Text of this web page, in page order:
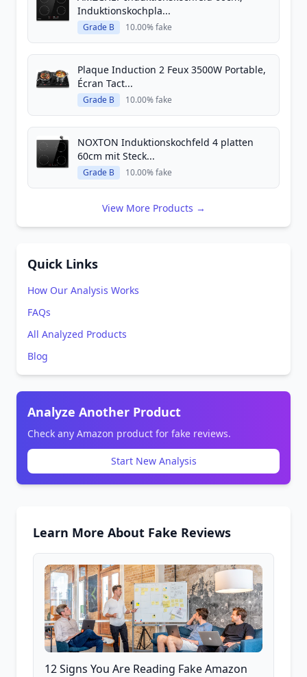
Induktionskochpla...
Grade B 10.00% fake
Plaque Induction 2 Feux 3500W Portable,
Écran Tact...
Grade B 10.00% fake
NOXTON Induktionskochfeld 4 platten
60cm mit Steck...
Grade B 10.00% fake
View More Products →
Quick Links
How Our Analysis Works
FAQs
All Analyzed Products
Blog
Analyze Another Product
Check any Amazon product for fake reviews.
Start New Analysis
Learn More About Fake Reviews
12 Signs You Are Reading Fake Amazon